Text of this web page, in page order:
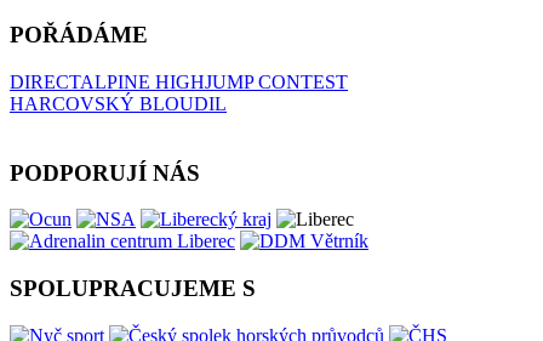
POŘÁDÁME
DIRECTALPINE HIGHJUMP CONTEST
HARCOVSKÝ BLOUDIL
PODPORUJÍ NÁS
SPOLUPRACUJEME S